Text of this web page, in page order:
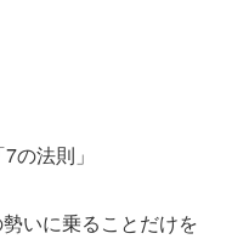
の法則」
いに乗ることだけを